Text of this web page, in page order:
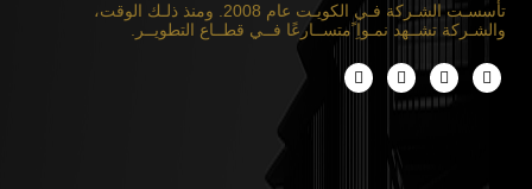
تأسسـت الشـركة فـي الكويـت عام 2008. ومنذ ذلـك الوقت،
والشـركة تشــهد نمـواِ ًمتســارعًا فــي قطــاع التطويــر.